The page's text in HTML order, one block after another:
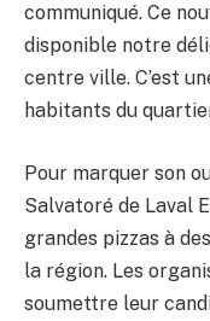
communiqué. Ce
disponible notre
centre ville. C’est
habitants du
Pour marquer son
Salvatoré de Laval
grandes pizzas à
la région. Les
soumettre leur